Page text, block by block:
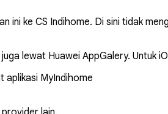
ke CS Indihome. Di sini tidak
juga lewat Huawei AppGalery. Untuk
aplikasi MyIndihome